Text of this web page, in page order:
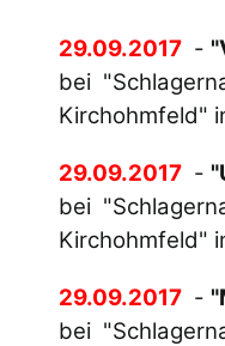
29.09.2017 -
bei
Kirchohmfeld"
29.09.2017 -
bei
Kirchohmfeld"
29.09.2017 -
bei